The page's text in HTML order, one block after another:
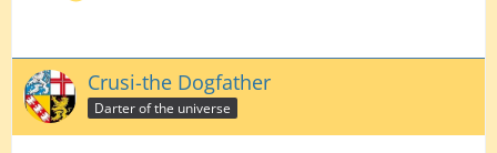
Crusi-the Dogfather
Darter of the universe